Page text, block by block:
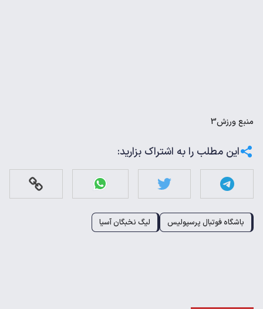
منبعورزش3
این مطلب را به اشتراک بزارید:
باشگاه فوتبال پرسپولیس لیگ نخبگان آسیا